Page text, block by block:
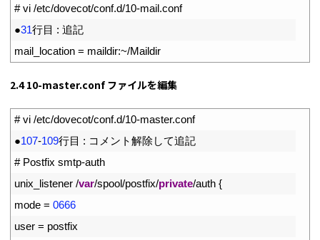
# vi /etc/dovecot/conf.d/10-mail.conf
●31行目 : 追記
mail_location = maildir:~/Maildir
2.4 10-master.conf ファイルを編集
# vi /etc/dovecot/conf.d/10-master.conf
●107-109行目 : コメント解除して追記
# Postfix smtp-auth
unix_listener /var/spool/postfix/private/auth {
mode = 0666
user = postfix